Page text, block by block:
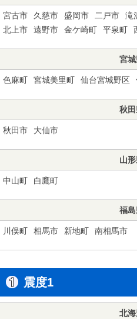
宮古市 久慈市 盛岡市 二戸市 滝
北上市
遠野市 金ケ崎町 平泉町
宮
色麻町 宮城美里町 仙台宮城野区
秋
秋田市 大仙市
山
中山町 白鷹町
福
川俣町 相馬市 新地町 南相馬市
震度1
北